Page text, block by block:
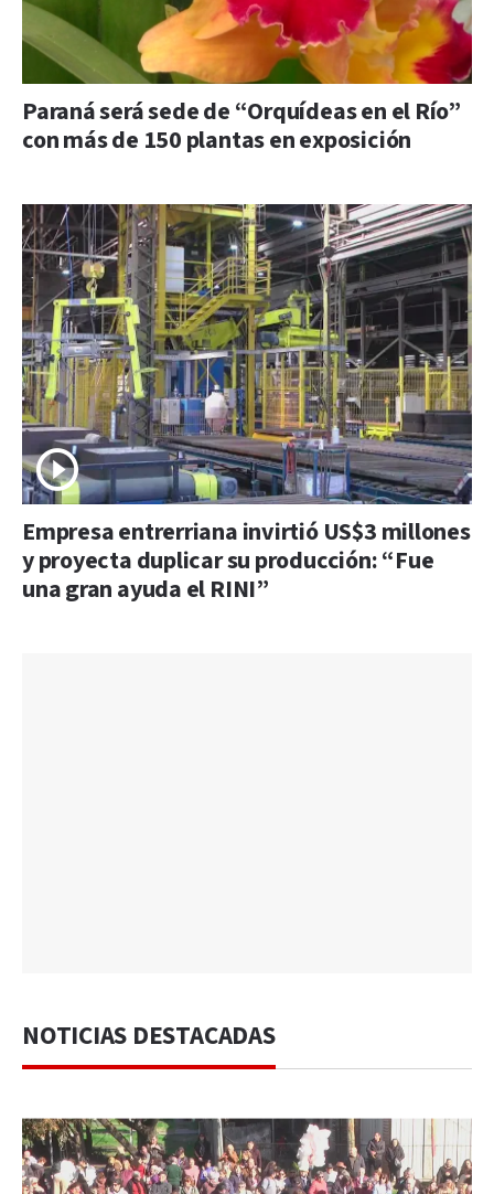
Paraná será sede de “Orquídeas en el Río”
con más de 150 plantas en exposición
Empresa entrerriana invirtió US$3 millones
y proyecta duplicar su producción: “Fue
una gran ayuda el RINI”
NOTICIAS DESTACADAS